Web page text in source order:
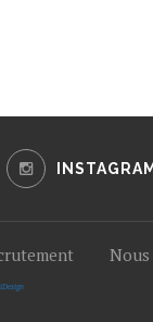
INSTAGRAM